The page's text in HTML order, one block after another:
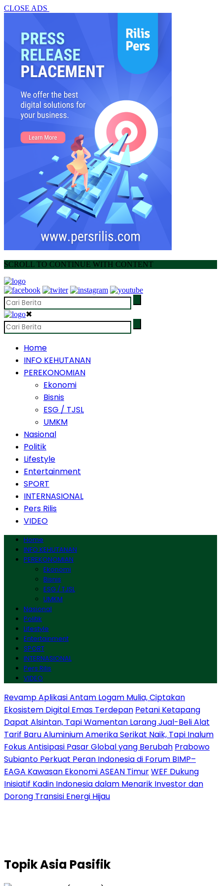
CLOSE ADS
SCROLL TO CONTINUE WITH CONTENT
✖
Home
INFO KEHUTANAN
PEREKONOMIAN
Ekonomi
Bisnis
ESG / TJSL
UMKM
Nasional
Politik
Lifestyle
Entertainment
SPORT
INTERNASIONAL
Pers Rilis
VIDEO
Home
INFO KEHUTANAN
PEREKONOMIAN
Ekonomi
Bisnis
ESG / TJSL
UMKM
Nasional
Politik
Lifestyle
Entertainment
SPORT
INTERNASIONAL
Pers Rilis
VIDEO
Revamp Aplikasi Antam Logam Mulia, Ciptakan
Ekosistem Digital Emas Terdepan Petani Ketapang
Dapat Alsintan, Tapi Wamentan Larang Jual-Beli Alat
Tarif Baru Aluminium Amerika Serikat Naik, Tapi Inalum
Fokus Antisipasi Pasar Global yang Berubah Prabowo
Subianto Perkuat Peran Indonesia di Forum BIMP–
EAGA Kawasan Ekonomi ASEAN TimurWEF Dukung
Inisiatif Kadin Indonesia dalam Menarik Investor dan
Dorong Transisi Energi Hijau
TopikAsia Pasifik